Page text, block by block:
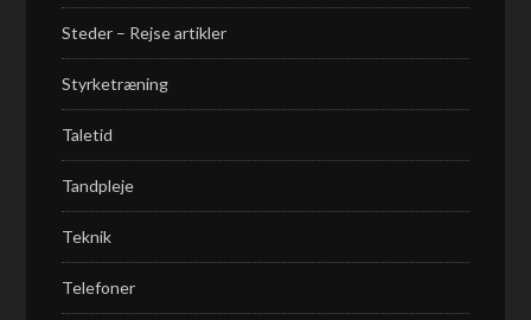
Steder – Rejse artikler
Styrketræning
Taletid
Tandpleje
Teknik
Telefoner